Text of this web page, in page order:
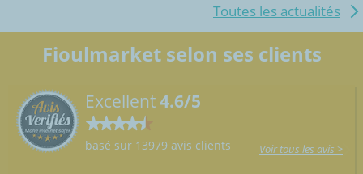
Toutes les actualités
Fioulmarket selon ses clients
Excellent4.6/5
basé sur 13979 avis clients Voir tous les avis >